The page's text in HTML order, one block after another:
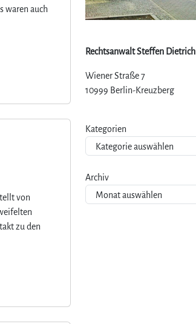
waren auch
von
zu den
Rechtsanwalt Steffen Dietrich
Wiener Straße 7
10999 Berlin-Kreuzberg
Kategorien
Archiv